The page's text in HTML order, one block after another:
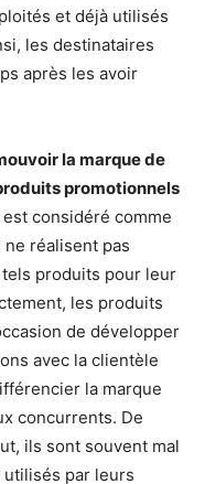
et déjà utilisés
les destinataires
après les avoir
la marque de
promotionnels
considéré comme
réalisent pas
produits pour leur
les produits
de développer
avec la clientèle
la marque
concurrents. De
ils sont souvent mal
par leurs